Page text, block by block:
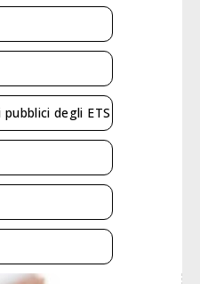
degli ETS